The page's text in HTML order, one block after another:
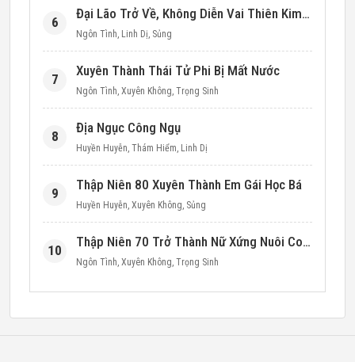
6
Đại Lão Trở Về, Không Diễn Vai Thiên Kim Giả Nữa
Ngôn Tình, Linh Dị, Sủng
7
Xuyên Thành Thái Tử Phi Bị Mất Nước
Ngôn Tình, Xuyên Không, Trọng Sinh
8
Địa Ngục Công Ngụ
Huyền Huyễn, Thám Hiểm, Linh Dị
9
Thập Niên 80 Xuyên Thành Em Gái Học Bá
Huyền Huyễn, Xuyên Không, Sủng
10
Thập Niên 70 Trở Thành Nữ Xứng Nuôi Con Làm Giàu
Ngôn Tình, Xuyên Không, Trọng Sinh